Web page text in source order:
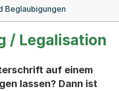
Beglaubigungen
/ Legalisation
auf einem
lassen? Dann ist